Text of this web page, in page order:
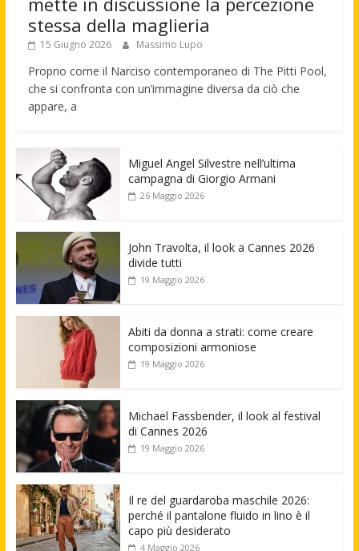
stessa della maglieria
15 Giugno 2026 Massimo Lupo
Proprio come il Narciso contemporaneo di The Pitti Pool,
che si confronta con un’immagine diversa da ciò che
appare, a
Miguel Angel Silvestre nell’ultima
campagna di Giorgio Armani
26 Maggio 2026
John Travolta, il look a Cannes 2026
divide tutti
19 Maggio 2026
Abiti da donna a strati: come creare
composizioni armoniose
19 Maggio 2026
Michael Fassbender, il look al festival
di Cannes 2026
19 Maggio 2026
Il re del guardaroba maschile 2026:
perché il pantalone fluido in lino è il
capo più desiderato
4 Maggio 2026